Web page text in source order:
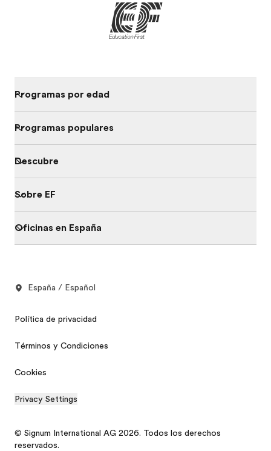
Programas por edad
Programas populares
Descubre
Sobre EF
Oficinas en España
España / Español
Política de privacidad
Términos y Condiciones
Cookies
Privacy Settings
© Signum International AG 2026. Todos los derechos
reservados.